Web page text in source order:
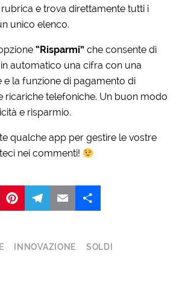
rubrica e trova direttamente tutti i
unico elenco.
“Risparmi” che consente di
automatico una cifra con una
e la funzione di pagamento di
ricariche telefoniche. Un buon modo
e risparmio.
qualche app per gestire le vostre
nei commenti!
LinkedIn
INNOVAZIONE
SOLDI